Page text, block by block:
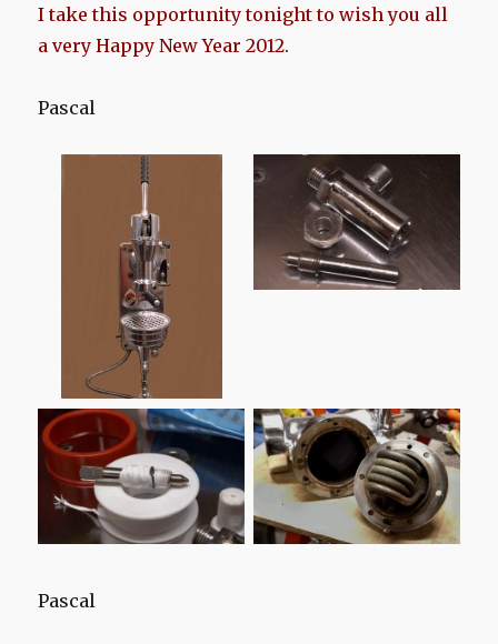
I take this opportunity tonight to wish you all
a very Happy New Year 2012.
Pascal
Pascal